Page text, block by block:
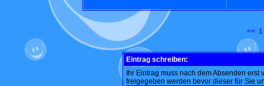
<< 1
Eintrag schreiben:
Ihr Eintrag muss nach dem Absenden erst
freigegeben werden bevor dieser für Sie